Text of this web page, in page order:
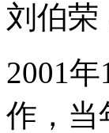
刘伯荣
2001
作，当